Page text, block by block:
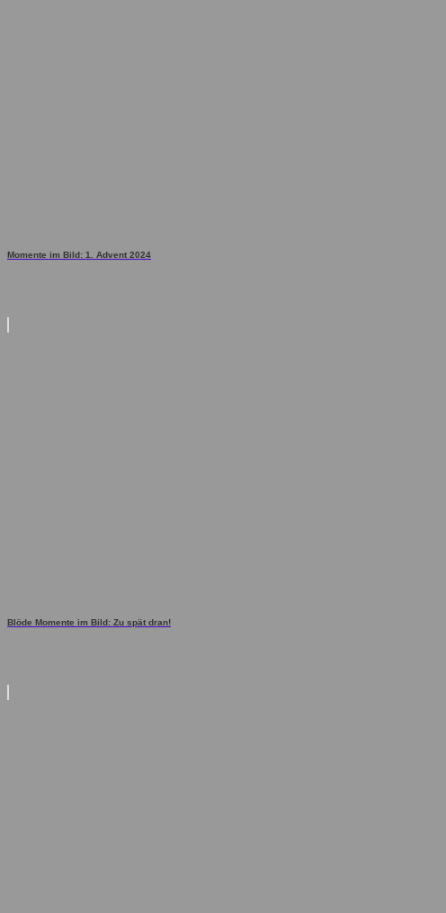
Momente im Bild: 1. Advent 2024
Blöde Momente im Bild: Zu spät dran!